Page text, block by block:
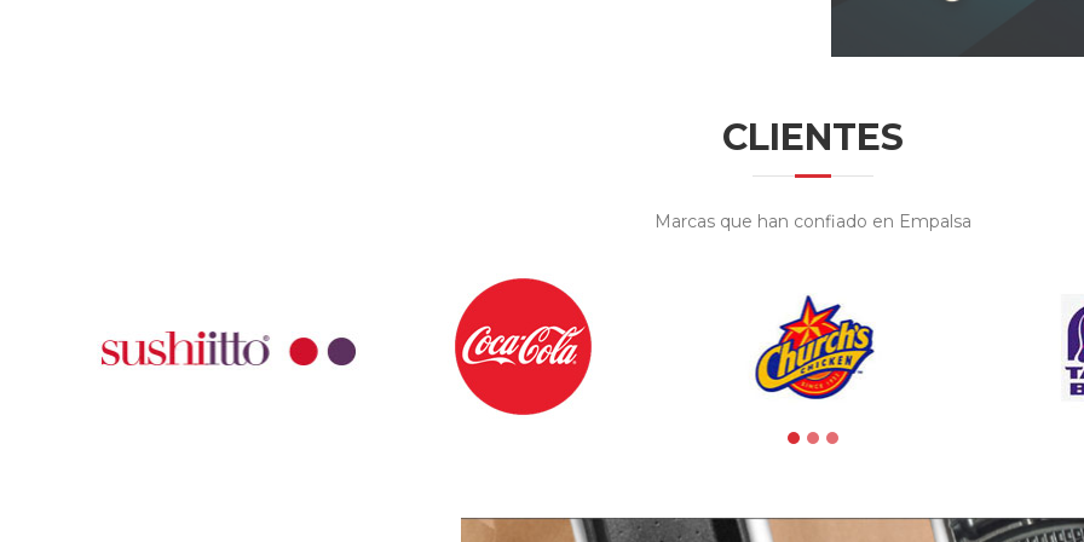
CLIENTES
Marcas que han confiado en Empalsa